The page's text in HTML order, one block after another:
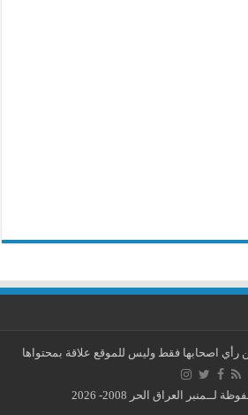
رأي اصحابها فقط وليس للموقع علاقة بمحتواها
العراق الحر 2008- 2026